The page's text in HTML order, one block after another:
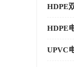
HDPE
HDPE
UPVC